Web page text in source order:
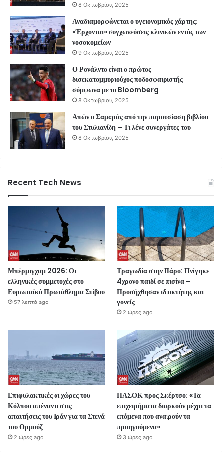
8 Οκτωβρίου, 2025
Αναδιαμορφώνεται ο υγειονομικός χάρτης:
«Έρχονται» συγχωνεύσεις κλινικών εντός των
νοσοκομείων
9 Οκτωβρίου, 2025
Ο Ρονάλντο είναι ο πρώτος
δισεκατομμυριούχος ποδοσφαιριστής
σύμφωνα με το Bloomberg
8 Οκτωβρίου, 2025
Απών ο Σαμαράς από την παρουσίαση βιβλίου
του Στυλιανίδη – Τι λένε συνεργάτες του
8 Οκτωβρίου, 2025
Recent Tech News
Μπέρμιγχαμ 2026: Οι
ελληνικές συμμετοχές στο
Ευρωπαϊκό Πρωτάθλημα Στίβου
57 λεπτά ago
Τραγωδία στην Πάρο: Πνίγηκε
4χρονο παιδί σε πισίνα –
Προσήχθησαν ιδιοκτήτης και
γονείς
2 ώρες ago
Επιφυλακτικές οι χώρες του
Κόλπου απέναντι στις
απαιτήσεις του Ιράν για τα Στενά
του Ορμούζ
2 ώρες ago
ΠΑΣΟΚ προς Σκέρτσο: «Τα
επιχειρήματα διαρκούν μέχρι τα
επόμενα που αναιρούν τα
προηγούμενα»
3 ώρες ago